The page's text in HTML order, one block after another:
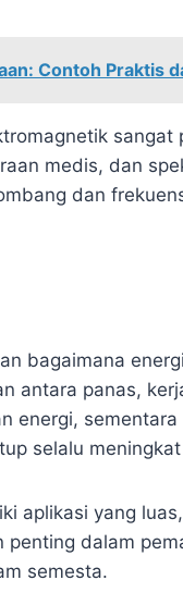
Contoh Praktis
medis, dan
dan
bagaimana
antara panas,
energi,
selalu
aplikasi yang
dalam
semesta.